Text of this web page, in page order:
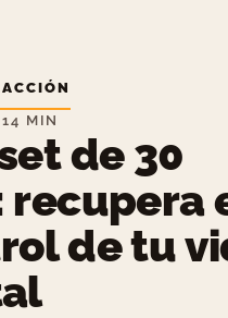
MIN
de 30
recupera
de tu